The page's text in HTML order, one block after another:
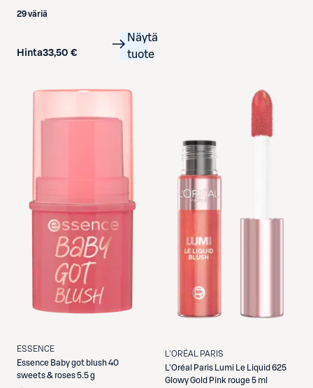
29 väriä
Hinta33,50 €
Näytä
tuote
ESSENCE
Essence Baby got blush 40
sweets & roses 5.5 g
L'ORÉAL PARIS
L'Oréal Paris
Lumi Le Liquid 625
Glowy Gold Pink rouge 5 ml